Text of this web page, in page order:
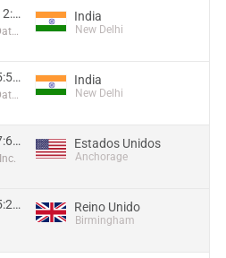
164.52.120.12:49016
Capitalonline Data Service (HK) Co
India
New Delhi
164.52.120.5:54761
Capitalonline Data Service (HK) Co
India
New Delhi
12.12.96.127:62812 Estados Unidos
Anchorage
82.108.95.15:21580 Reino Unido
Birmingham